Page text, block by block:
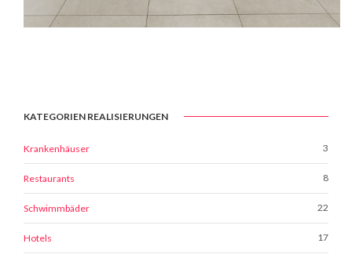
KATEGORIEN REALISIERUNGEN
Krankenhäuser 3
Restaurants 8
Schwimmbäder 22
Hotels 17